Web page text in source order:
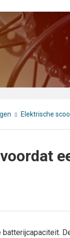
Elektrische
batterijcapaciteit.